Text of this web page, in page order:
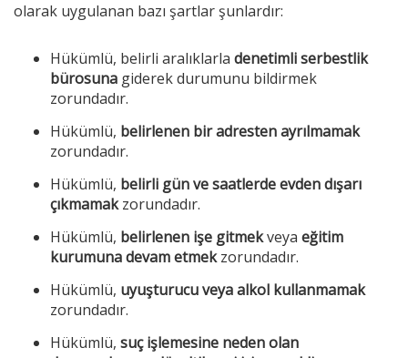
olarak uygulanan bazı şartlar şunlardır:
Hükümlü, belirli aralıklarla denetimli serbestlik
bürosuna giderek durumunu bildirmek
zorundadır.
Hükümlü, belirlenen bir adresten ayrılmamak
zorundadır.
Hükümlü, belirli gün ve saatlerde evden dışarı
çıkmamakzorundadır.
Hükümlü, belirlenen işe gitmekveya eğitim
kurumuna devam etmekzorundadır.
Hükümlü, uyuşturucu veya alkol kullanmamak
zorundadır.
Hükümlü, suç işlemesine neden olan